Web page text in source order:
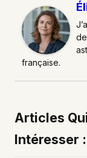
française.
Articles
Intéresser :